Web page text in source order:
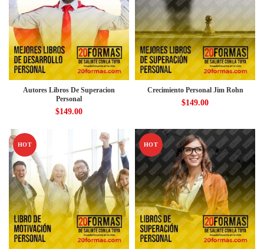
Autores Libros De Superacion
Personal
$149.00
Crecimiento Personal Jim Rohn
$149.00
HOT HOT